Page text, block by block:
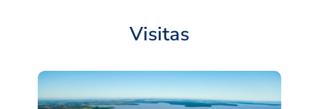
Visitas